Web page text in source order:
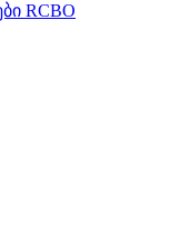
RCBO